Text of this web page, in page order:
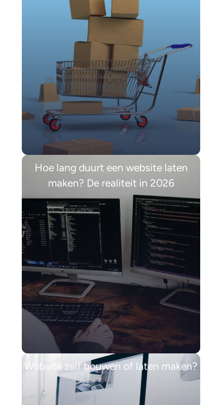
Hoe lang duurt een website laten
maken? De realiteit in 2026
Website zelf bouwen of laten maken?